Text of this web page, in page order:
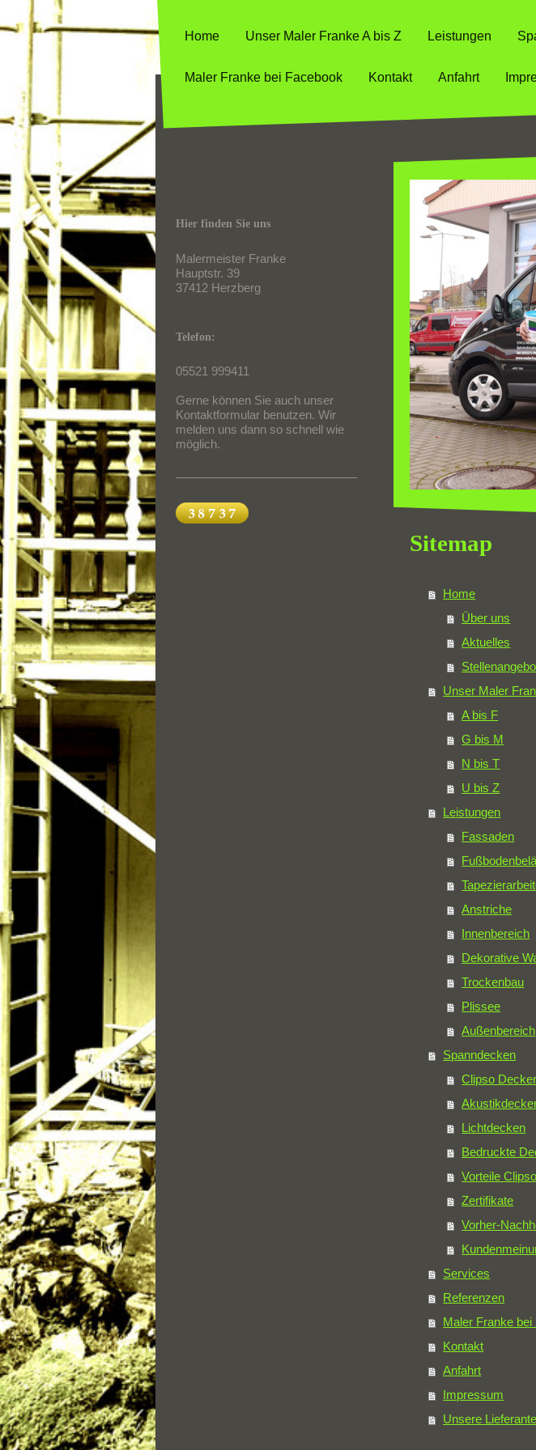
Home Unser Maler Franke A bis Z Leistungen
Maler Franke bei Facebook Kontakt Anfahrt
Sitemap
Home
Über uns
Aktuelles
Unser Maler
A bis F
G bis M
N bis T
U bis Z
Leistungen
Fassaden
Anstriche
Innenbereich
Dekorative
Trockenbau
Plissee
Außenbereich
Spanndecken
Clipso
Lichtdecken
Bedruckte
Vorteile
Zertifikate
Vorher-
Services
Referenzen
Maler Franke bei
Kontakt
Anfahrt
Impressum
Unsere
Hier finden Sie uns
Malermeister Franke
Hauptstr. 39
37412 Herzberg
Telefon:
05521 999411
Gerne können Sie auch unser
Kontaktformular benutzen. Wir
melden uns dann so schnell wie
möglich.